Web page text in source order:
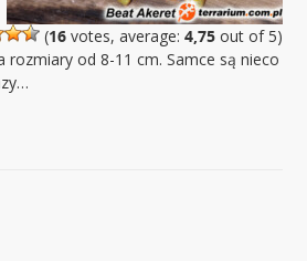
(16votes, average: 4,75out of 5)
rozmiary od 8-11 cm. Samce są nieco